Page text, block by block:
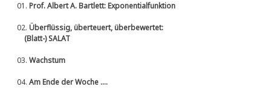
01.Prof. Albert A. Bartlett: Exponentialfunktion
02.Überflüssig, überteuert, überbewertet:
(Blatt-) SALAT
03.Wachstum
04.Am Ende der Woche ....